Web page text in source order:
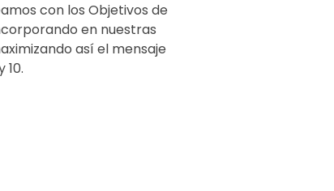
con los Objetivos de
en nuestras
así el mensaje
10.